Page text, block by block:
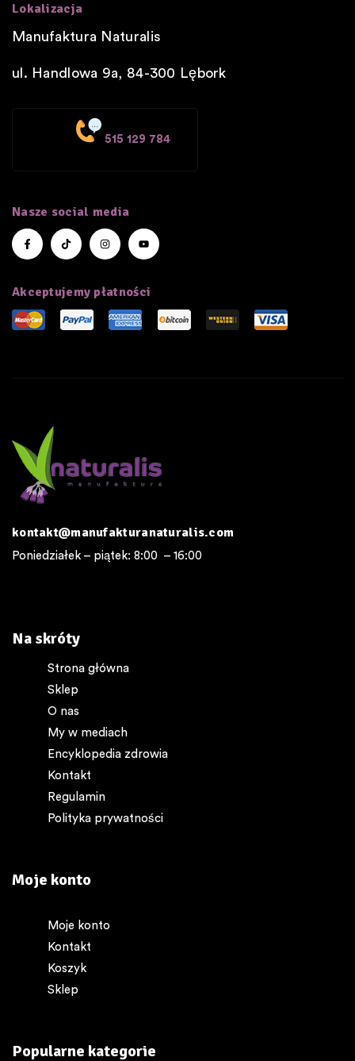
Lokalizacja
Manufaktura Naturalis
ul. Handlowa 9a, 84-300 Lębork
515 129 784
Nasze social media
Akceptujemy płatności
Na skróty
Strona główna
Sklep
O nas
My w mediach
Encyklopedia zdrowia
Kontakt
Regulamin
Polityka prywatności
Moje konto
Moje konto
Kontakt
Koszyk
Sklep
Popularne kategorie
kontakt@manufakturanaturalis.com
Poniedziałek – piątek: 8:00 – 16:00